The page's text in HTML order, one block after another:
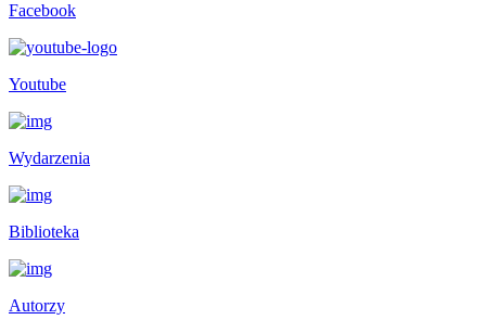
Facebook
Youtube
Wydarzenia
Biblioteka
Autorzy